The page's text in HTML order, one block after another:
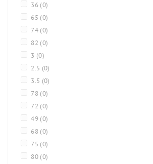
36 (0)
65 (0)
74 (0)
82 (0)
3 (0)
2.5 (0)
3.5 (0)
78 (0)
72 (0)
49 (0)
68 (0)
75 (0)
80 (0)